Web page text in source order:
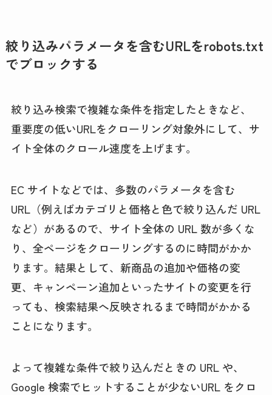
絞り込みパラメータを含むURLをrobots.txt
でブロックする
絞り込み検索で複雑な条件を指定したときなど、
重要度の低いURLをクローリング対象外にして、サ
イト全体のクロール速度を上げます。
EC サイトなどでは、多数のパラメータを含む
URL（例えばカテゴリと価格と色で絞り込んだ URL
など）があるので、サイト全体の URL 数が多くな
り、全ページをクローリングするのに時間がかか
ります。結果として、新商品の追加や価格の変
更、キャンペーン追加といったサイトの変更を行
っても、検索結果へ反映されるまで時間がかかる
ことになります。
よって複雑な条件で絞り込んだときの URL や、
Google 検索でヒットすることが少ないURL をクロ